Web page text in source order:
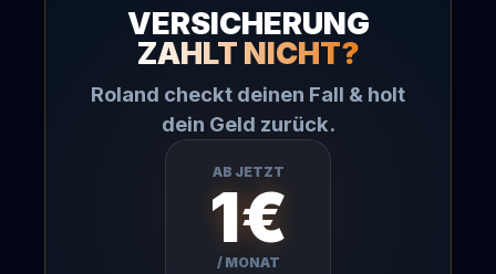
VERSICHERUNG
ZAHLT NICHT?
Roland checkt deinen Fall & holt
dein Geld zurück.
AB JETZT
1€
/ MONAT